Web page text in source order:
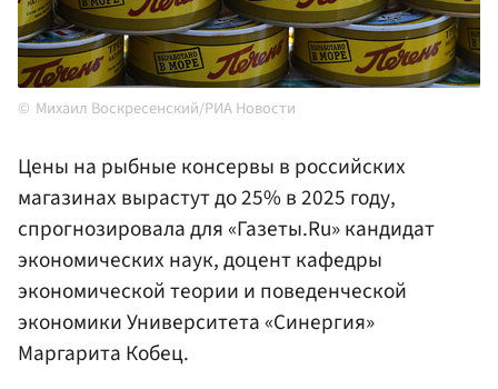
Михаил Воскресенский/РИА Новости
Цены на рыбные консервы в российских
магазинах вырастут до 25% в 2025 году,
спрогнозировала для «Газеты.Ru» кандидат
экономических наук, доцент кафедры
экономической теории и поведенческой
экономики Университета «Синергия»
Маргарита Кобец.